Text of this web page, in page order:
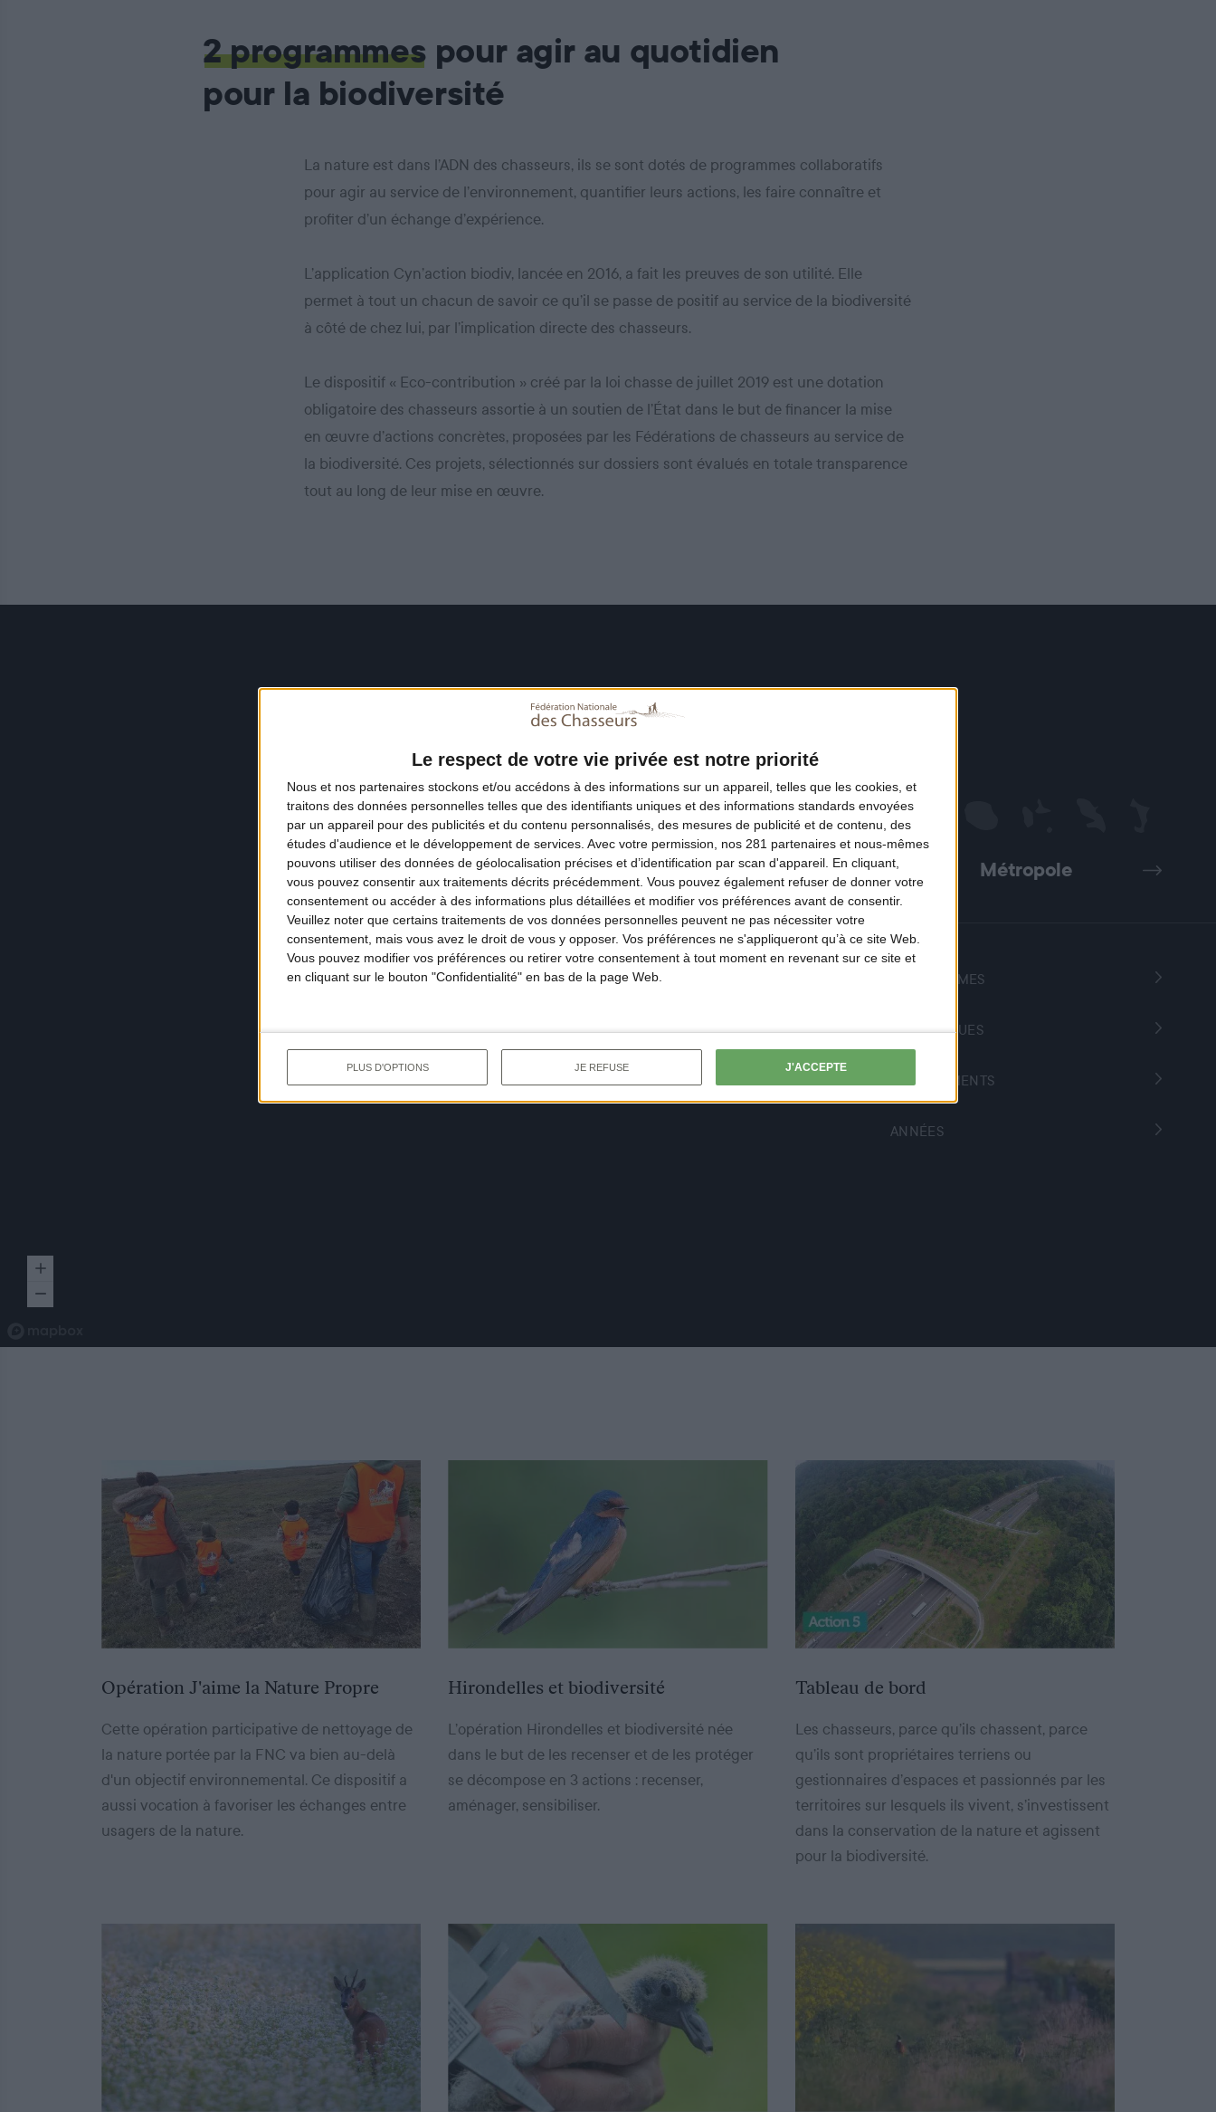
Le respect de votre vie privée est notre priorité
Nous et nos partenaires stockons et/ou accédons à des informations sur un appareil, telles que les cookies, et
traitons des données personnelles telles que des identifiants uniques et des informations standards envoyées
par un appareil pour des publicités et du contenu personnalisés, des mesures de publicité et de contenu, des
études d'audience et le développement de services. Avec votre permission, nos 281 partenaires et nous-mêmes
pouvons utiliser des données de géolocalisation précises et d’identification par scan d'appareil. En cliquant,
vous pouvez consentir aux traitements décrits précédemment. Vous pouvez également refuser de donner votre
consentement ou accéder à des informations plus détaillées et modifier vos préférences avant de consentir.
Veuillez noter que certains traitements de vos données personnelles peuvent ne pas nécessiter votre
consentement, mais vous avez le droit de vous y opposer. Vos préférences ne s'appliqueront qu’à ce site Web.
Vous pouvez modifier vos préférences ou retirer votre consentement à tout moment en revenant sur ce site et
en cliquant sur le bouton "Confidentialité" en bas de la page Web.
PLUS D'OPTIONS JE REFUSE J'ACCEPTE
2 programmes pour agir au quotidien
pour la biodiversité
La nature est dans l’ADN des chasseurs, ils se sont dotés de programmes collaboratifs
pour agir au service de l’environnement, quantifier leurs actions, les faire connaître et
profiter d’un échange d’expérience.
L’application Cyn’action biodiv, lancée en 2016, a fait les preuves de son utilité. Elle
permet à tout un chacun de savoir ce qu’il se passe de positif au service de la biodiversité
à côté de chez lui, par l’implication directe des chasseurs.
Le dispositif « Eco-contribution » créé par la loi chasse de juillet 2019 est une dotation
obligatoire des chasseurs assortie à un soutien de l’État dans le but de financer la mise
en œuvre d’actions concrètes, proposées par les Fédérations de chasseurs au service de
la biodiversité. Ces projets, sélectionnés sur dossiers sont évalués en totale transparence
tout au long de leur mise en œuvre.
Précédent Métropole Suivant
PROGRAMMES
THÉMATIQUES
DÉPARTEMENTS
ANNÉES
Opération J'aime la Nature Propre
Cette opération participative de nettoyage de
la nature portée par la FNC va bien au-delà
d'un objectif environnemental. Ce dispositif a
aussi vocation à favoriser les échanges entre
usagers de la nature.
Hirondelles et biodiversité
L’opération Hirondelles et biodiversité née
dans le but de les recenser et de les protéger
se décompose en 3 actions : recenser,
aménager, sensibiliser.
Tableau de bord
Les chasseurs, parce qu’ils chassent, parce
qu’ils sont propriétaires terriens ou
gestionnaires d’espaces et passionnés par les
territoires sur lesquels ils vivent, s’investissent
dans la conservation de la nature et agissent
pour la biodiversité.